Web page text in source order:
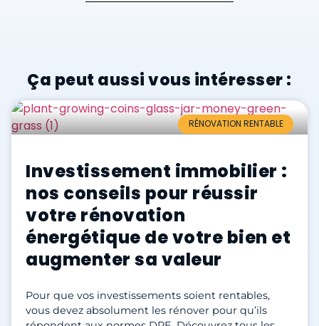
Ça peut aussi vous intéresser :
RÉNOVATION RENTABLE
Investissement immobilier :
nos conseils pour réussir
votre rénovation
énergétique de votre bien et
augmenter sa valeur
Pour que vos investissements soient rentables,
vous devez absolument les rénover pour qu’ils